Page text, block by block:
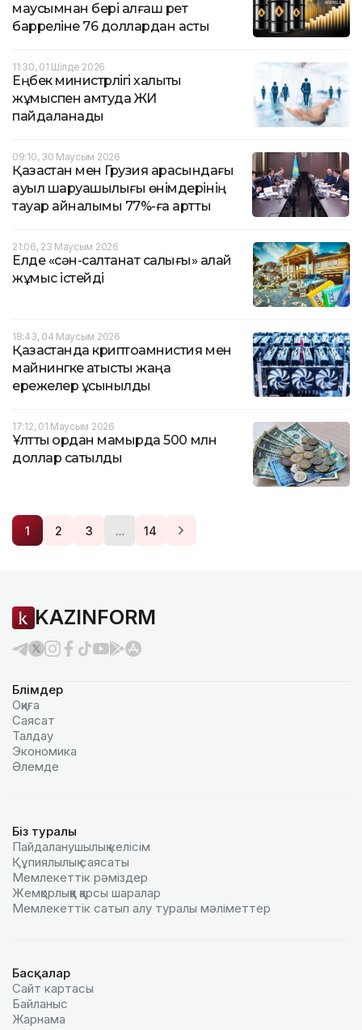
маусымнан бері алғаш рет
барреліне 76 доллардан асты
11:30, 01 Шілде 2026
Еңбек министрлігі халықты
жұмыспен қамтуда ЖИ
пайдаланады
09:10, 30 Маусым 2026
Қазақстан мен Грузия арасындағы
ауыл шаруашылығы өнімдерінің
тауар айналымы 77%-ға артты
21:06, 23 Маусым 2026
Елде «сән-салтанат салығы» қалай
жұмыс істейді
18:43, 04 Маусым 2026
Қазақстанда криптоамнистия мен
майнингке қатысты жаңа
ережелер ұсынылды
17:12, 01 Маусым 2026
Ұлттық қордан мамырда 500 млн
доллар сатылды
1 2 3 … 14
KAZINFORM
Бөлімдер
Оқиға
Саясат
Талдау
Экономика
Әлемде
Біз туралы
Пайдаланушылық келiciм
Құпиялылық саясаты
Мемлекеттік рәміздер
Жемқорлыққа қарсы шаралар
Мемлекеттік сатып алу туралы мәлiметтер
Басқалар
Сайт картасы
Байланыс
Жарнама